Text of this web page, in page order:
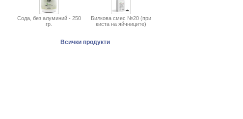
Сода, без алуминий - 250
гр.
Билкова смес №20 (при
киста на яйчниците)
Всички продукти